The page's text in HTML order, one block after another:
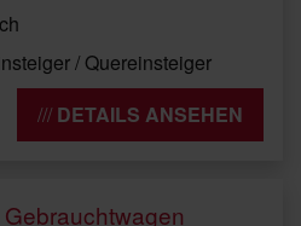
/ Quereinsteiger
DETAILS ANSEHEN